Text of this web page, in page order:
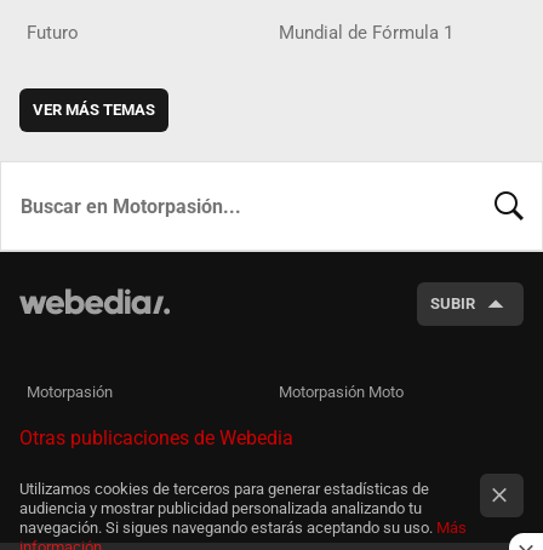
Futuro Mundial de Fórmula 1
VER MÁS TEMAS
SUBIR
Motorpasión Motorpasión Moto
Otras publicaciones de Webedia
Utilizamos cookies de terceros para generar estadísticas de
audiencia y mostrar publicidad personalizada analizando tu
navegación. Si sigues navegando estarás aceptando su uso. Más